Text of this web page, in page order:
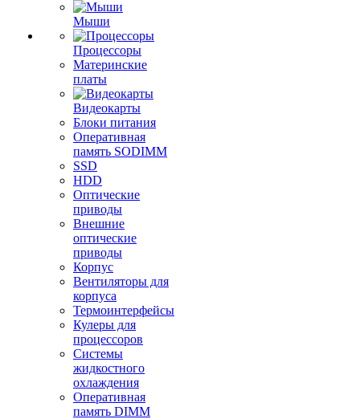
Мыши
Процессоры
Материнские
платы
Видеокарты
Блоки питания
Оперативная
память SODIMM
SSD
HDD
Оптические
приводы
Внешние
оптические
приводы
Корпус
Вентиляторы для
корпуса
Термоинтерфейсы
Кулеры для
процессоров
Системы
жидкостного
охлаждения
Оперативная
память DIMM